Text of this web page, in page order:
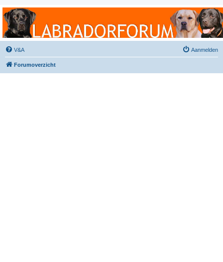
Labradorforum
Het gezelligste Labradorforum van Nederland en België!
V&A Aanmelden
Forumoverzicht